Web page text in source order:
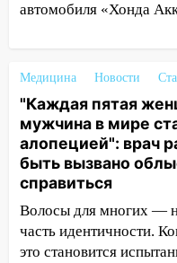
06:00 Четыре
юристы
05:00
Кому 6
прибыль, а кому
прочность
22:58 Соцсети:
ДТП с
20:22
жительницу
автомобиля «Хонда
Медицина Новости
"Каждая пятая
мужчина в мире
алопецией": врач
быть вызвано
справиться
Волосы для многих —
часть идентичности.
это становится